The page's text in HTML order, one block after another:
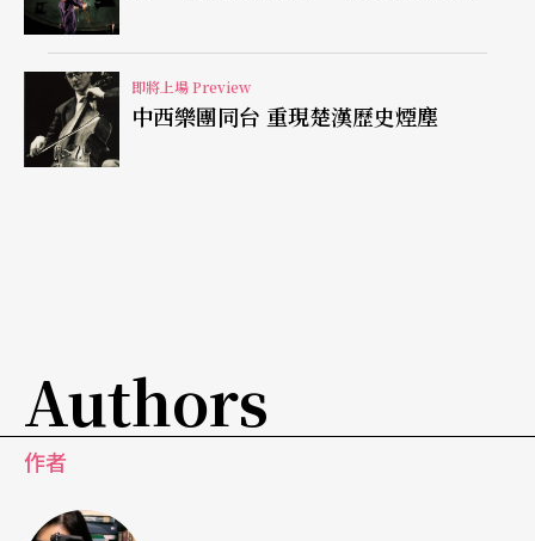
即將上場 Preview
中西樂團同台 重現楚漢歷史煙塵
Authors
作者